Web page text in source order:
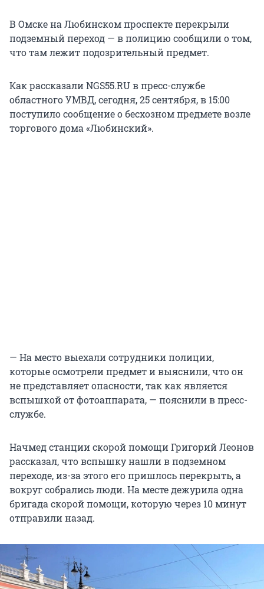
В Омске на Любинском проспекте перекрыли
подземный переход — в полицию сообщили о том,
что там лежит подозрительный предмет.
Как рассказали NGS55.RU в пресс-службе
областного УМВД, сегодня, 25 сентября, в 15:00
поступило сообщение о бесхозном предмете возле
торгового дома «Любинский».
— На место выехали сотрудники полиции,
которые осмотрели предмет и выяснили, что он
не представляет опасности, так как является
вспышкой от фотоаппарата, — пояснили в пресс-
службе.
Начмед станции скорой помощи Григорий Леонов
рассказал, что вспышку нашли в подземном
переходе, из-за этого его пришлось перекрыть, а
вокруг собрались люди. На месте дежурила одна
бригада скорой помощи, которую через 10 минут
отправили назад.